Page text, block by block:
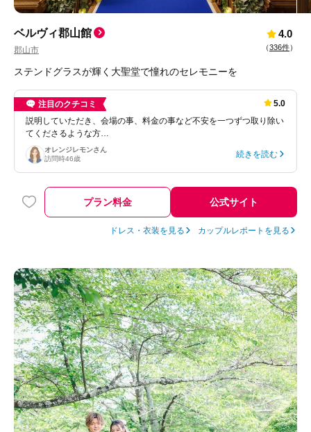
ベルヴィ郡山館
郡山市
4.0
（336件）
ステンドグラスが輝く大聖堂で憧れのセレモニーを
注目のクチコミ
5.0
説明していただき、会場の事、料金の事など不安を一つずつ取り除い
てくださるような方…
オレンジレモンさん
訪問時46歳 続きを読む
プラン料金 公式サイト
ドレス・衣装を見る カップルレポートを見る